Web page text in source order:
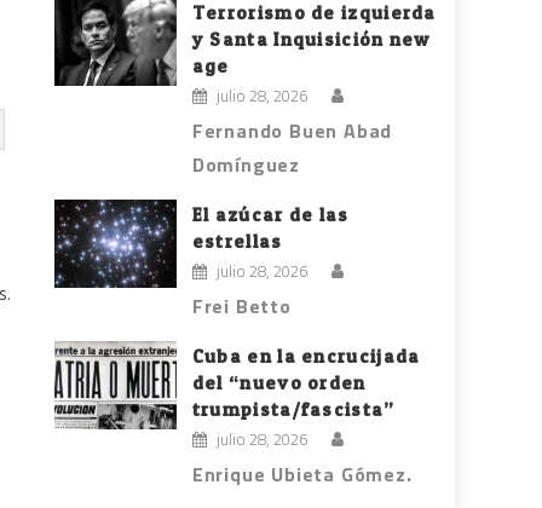
Terrorismo de izquierda
y Santa Inquisición new
age
julio 28, 2026
Fernando Buen Abad
Domínguez
El azúcar de las
estrellas
julio 28, 2026
Frei Betto
Cuba en la encrucijada
del “nuevo orden
trumpista/fascista”
julio 28, 2026
Enrique Ubieta Gómez.